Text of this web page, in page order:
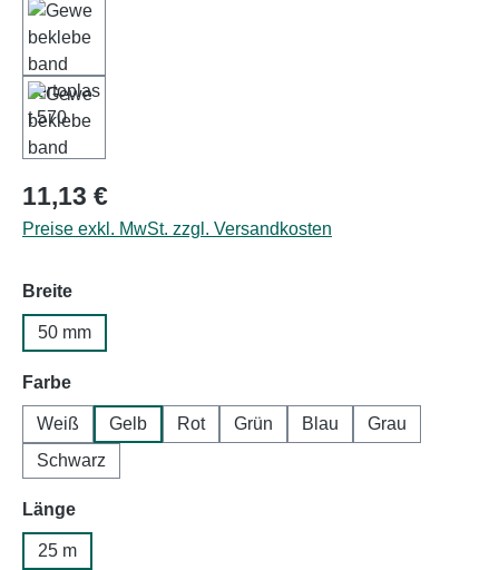
Regulärer Preis:
11,13 €
Preise exkl. MwSt. zzgl. Versandkosten
Breiteauswählen
50 mm
Farbeauswählen
Weiß Gelb Rot Grün Blau
Grau
Schwarz
Längeauswählen
25 m